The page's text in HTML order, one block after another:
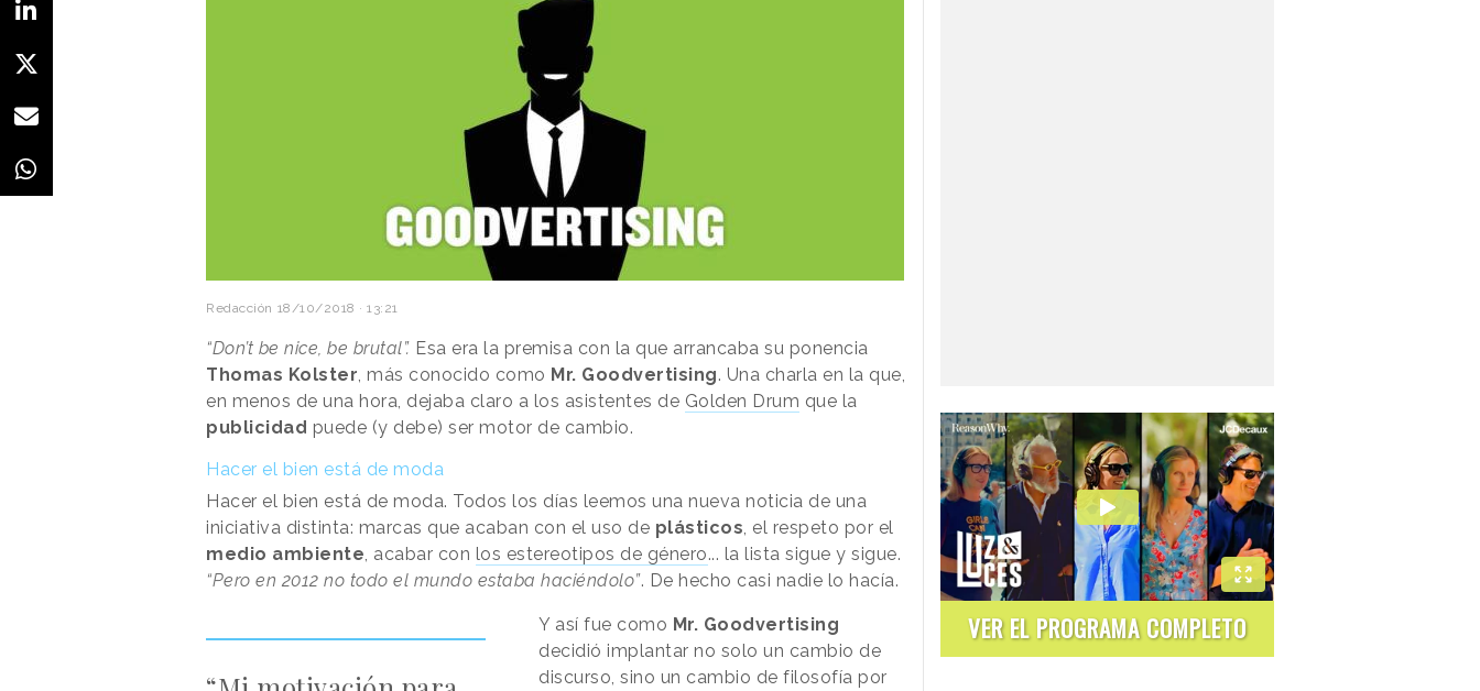
Redacción 18/10/2018 · 13:21
“Don’t be nice, be brutal”. Esa era la premisa con la que arrancaba su ponencia
Thomas Kolster , más conocido como Mr. Goodvertising. Una charla en la que,
en menos de una hora, dejaba claro a los asistentes de Golden Drum que la
publicidad puede (y debe) ser motor de cambio.
Hacer el bien está de moda
Hacer el bien está de moda. Todos los días leemos una nueva noticia de una
iniciativa distinta: marcas que acaban con el uso de plásticos , el respeto por el
medio ambiente , acabar con los estereotipos de género... la lista sigue y sigue.
“Pero en 2012 no todo el mundo estaba haciéndolo”. De hecho casi nadie lo hacía.
Y así fue como Mr. Goodvertising
decidió implantar no solo un cambio de
discurso, sino un cambio de filosofía por
VER EL PROGRAMA COMPLETO